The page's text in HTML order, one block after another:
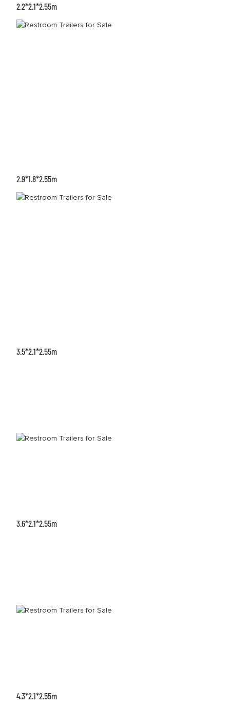
2.2*2.1*2.55m
2.9*1.8*2.55m
3.5*2.1*2.55m
3.6*2.1*2.55m
4.3*2.1*2.55m